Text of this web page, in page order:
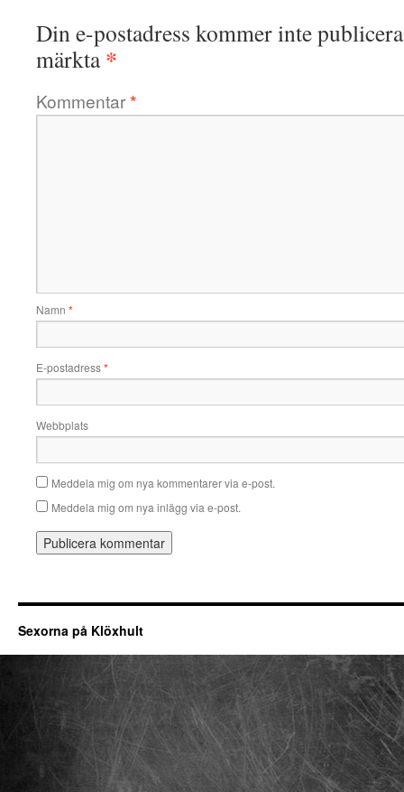
Din e-postadress kommer inte
märkta*
Kommentar*
Namn *
E-postadress*
Webbplats
Meddela mig om nya kommentarer via e-post.
Meddela mig om nya inlägg via e-post.
Sexorna på Klöxhult